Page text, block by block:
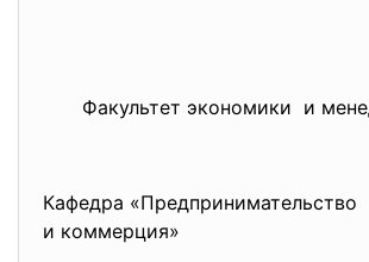
Факультет экономики и
Кафедра «Предпринимательство
и коммерция»